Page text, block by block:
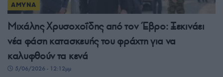
ΑΜΥΝΑ
Μιχάλης Χρυσοχοΐδης από τον Έβρο: Ξεκινάει
νέα φάση κατασκευής του φράχτη για να
καλυφθούν τα κενά
5/06/2026 - 12:12μμ